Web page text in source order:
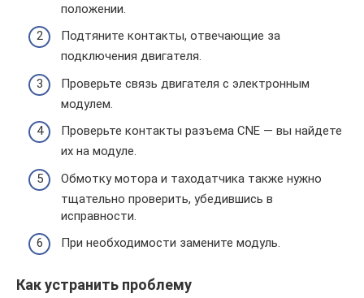
положении.
Подтяните контакты, отвечающие за
подключения двигателя.
Проверьте связь двигателя с электронным
модулем.
Проверьте контакты разъема CNE — вы найдете
их на модуле.
Обмотку мотора и таходатчика также нужно
тщательно проверить, убедившись в
исправности.
При необходимости замените модуль.
Как устранить проблему